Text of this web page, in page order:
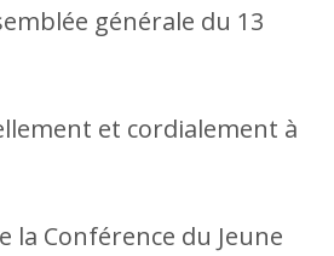
générale du 13
et cordialement à
la Conférence du Jeune